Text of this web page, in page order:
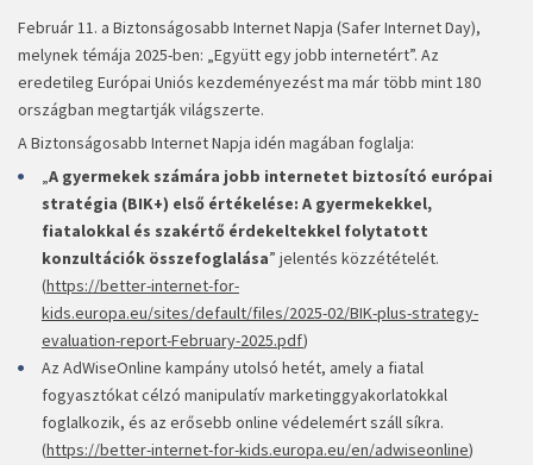
Február 11. a Biztonságosabb Internet Napja (Safer Internet Day),
melynek témája 2025-ben: „Együtt egy jobb internetért”. Az
eredetileg Európai Uniós kezdeményezést ma már több mint 180
országban megtartják világszerte.
A Biztonságosabb Internet Napja idén magában foglalja:
„A gyermekek számára jobb internetet biztosító európai
stratégia (BIK+) első értékelése: A gyermekekkel,
fiatalokkal és szakértő érdekeltekkel folytatott
konzultációk összefoglalása” jelentés közzétételét.
(https://better-internet-for-
kids.europa.eu/sites/default/files/2025-02/BIK-plus-strategy-
evaluation-report-February-2025.pdf)
Az AdWiseOnline kampány utolsó hetét, amely a fiatal
fogyasztókat célzó manipulatív marketinggyakorlatokkal
foglalkozik, és az erősebb online védelemért száll síkra.
(https://better-internet-for-kids.europa.eu/en/adwiseonline)